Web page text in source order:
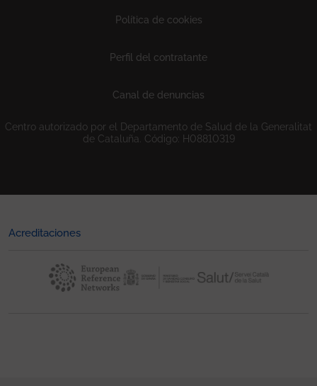
Política de cookies
Perfil del contratante
Canal de denuncias
Centro autorizado por el Departamento de Salud de la Generalitat
de Cataluña. Código: H08810319
Acreditaciones